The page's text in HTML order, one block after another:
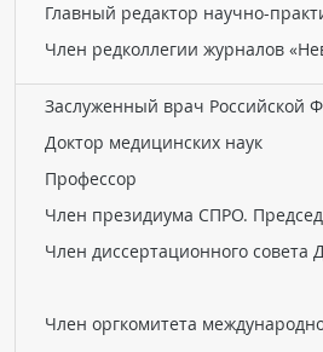
КНИЖНЫЙ МАГАЗИН
ПАЦИЕНТАМ
Где пройти обследование
Компьютерная томография
Спросить врача
Главный редактор научно-
Член редколлегии журналов
Заслуженный врач Российской
Доктор медицинских наук
Профессор
Член президиума СПРО.
Член диссертационного
Член оргкомитета